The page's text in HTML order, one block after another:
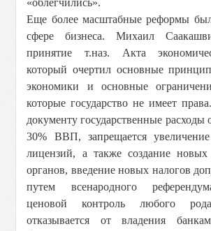
«облегчились».
Еще более масштабные реформы
сфере бизнеса. Михаил
принятие т.наз. Акта
который очертил основные
экономики и основные
которые государство не имеет
документу государственные расходы
30% ВВП, запрещается
лицензий, а также создание
органов, введение новых налогов
путем всенародного
ценовой контроль любого
отказывается от владения